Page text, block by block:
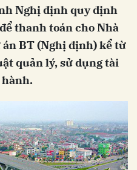
Nghị định quy định
thanh toán cho Nhà
BT (Nghị định) kể từ
quản lý, sử dụng tài